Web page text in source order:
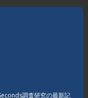
調査研究の最新記